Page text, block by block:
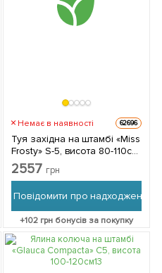
Немає в наявності 62696
Туя західна на штамбі «Miss
Frosty» S-5, висота 80-110см
1 саджанець в упаковці
2557 грн
Повідомити про надходження
+102 грн бонусів за покупку